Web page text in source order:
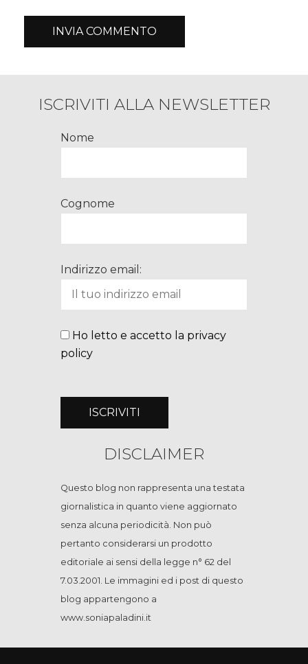
ISCRIVITI ALLA NEWSLETTER
Nome
Cognome
Indirizzo email:
Ho letto e accetto la privacy
policy
DISCLAIMER
Questo blog non rappresenta una testata
giornalistica in quanto viene aggiornato
senza alcuna periodicità. Non può
pertanto considerarsi un prodotto
editoriale ai sensi della legge n° 62 del
7.03.2001. Le immagini ed i post di questo
blog appartengono a
www.soniapaladini.it